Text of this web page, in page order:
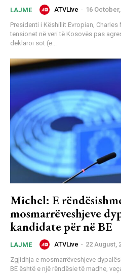
LAJME ATVLive - 16
Presidenti i Këshillit Evropian,
tensionet në veri të Kosovës pas
deklaroi sot (e...
Michel: E
mosmarrëveshjeve
kandidate për në BE
LAJME ATVLive - 22 August,
Zgjidhja e mosmarrëveshjeve
BE është e një rëndësie të madhe,